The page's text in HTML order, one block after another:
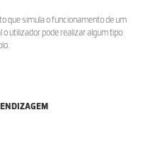
que simula o funcionamento de um
utilizador pode realizar algum tipo